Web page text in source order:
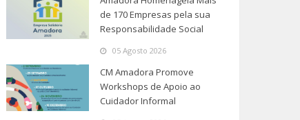
de 170 Empresas pela sua
Responsabilidade Social
05 Agosto 2026
CM Amadora Promove
Workshops de Apoio ao
Cuidador Informal